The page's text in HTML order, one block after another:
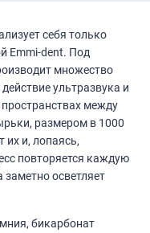
себя только
Emmi-dent. Под
множество
ультразвука и
между
размером в 1000
их и, лопаясь,
повторяется каждую
заметно осветляет
бикарбонат